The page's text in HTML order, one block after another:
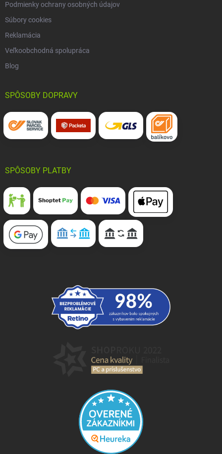
Podmienky ochrany osobných údajov
Súbory cookies
Reklamácia
Veľkoobchodná spolupráca
Blog
SPÔSOBY DOPRAVY
SPÔSOBY PLATBY